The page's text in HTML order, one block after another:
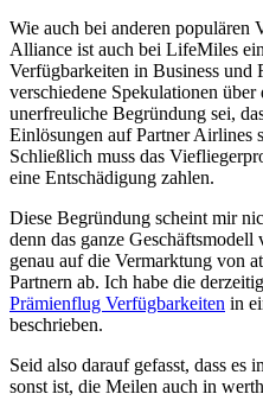
Wie auch bei anderen populären
Alliance ist auch bei LifeMiles
Verfügbarkeiten in Business und
verschiedene Spekulationen
unerfreuliche Begründung sei,
Einlösungen auf Partner Airlines
Schließlich muss das
eine Entschädigung zahlen.
Diese Begründung scheint mir
denn das ganze
genau auf die Vermarktung von
Partnern ab. Ich habe die
Prämienflug Verfügbarkeiten in
beschrieben.
Seid also darauf gefasst, dass es
sonst ist, die Meilen auch in